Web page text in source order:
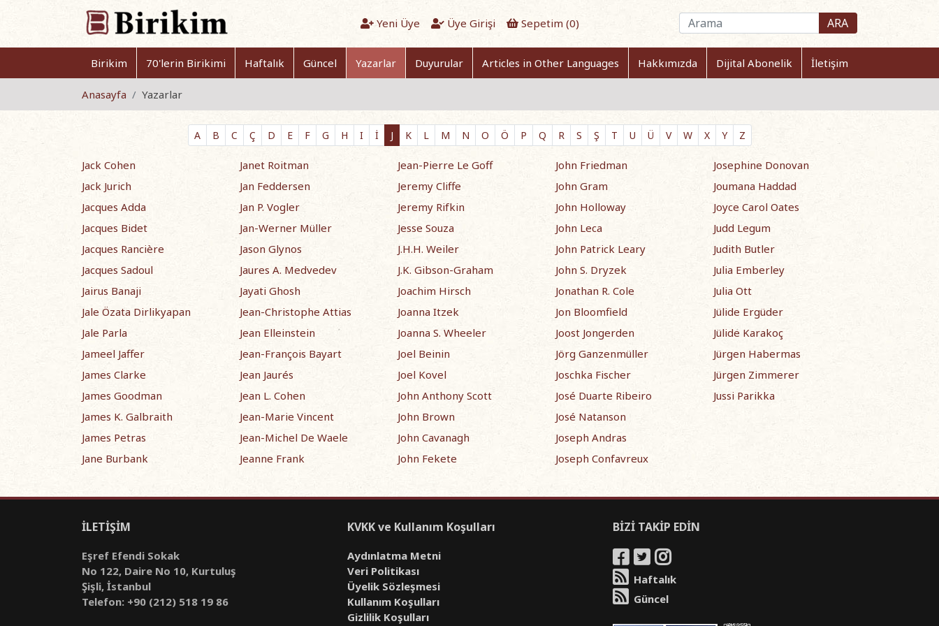
Yeni Üye Üye Girişi Sepetim (0) ARA
Birikim 70'lerin Birikimi Haftalık Güncel Yazarlar Duyurular Articles in Other Languages Hakkımızda Dijital Abonelik İletişim
Anasayfa Yazarlar
A B C Ç D E F G H I İ J K L M N O Ö P Q R S Ş T U Ü V W X Y Z
Jack Cohen
Jack Jurich
Jacques Adda
Jacques Bidet
Jacques Rancière
Jacques Sadoul
Jairus Banaji
Jale Özata Dirlikyapan
Jale Parla
Jameel Jaffer
James Clarke
James Goodman
James K. Galbraith
James Petras
Jane Burbank
Janet Roitman
Jan Feddersen
Jan P. Vogler
Jan-Werner Müller
Jason Glynos
Jaures A. Medvedev
Jayati Ghosh
Jean-Christophe Attias
Jean Elleinstein
Jean-François Bayart
Jean Jaurés
Jean L. Cohen
Jean-Marie Vincent
Jean-Michel De Waele
Jeanne Frank
Jean-Pierre Le Goff
Jeremy Cliffe
Jeremy Rifkin
Jesse Souza
J.H.H. Weiler
J.K. Gibson-Graham
Joachim Hirsch
Joanna Itzek
Joanna S. Wheeler
Joel Beinin
Joel Kovel
John Anthony Scott
John Brown
John Cavanagh
John Fekete
John Friedman
John Gram
John Holloway
John Leca
John Patrick Leary
John S. Dryzek
Jonathan R. Cole
Jon Bloomfield
Joost Jongerden
Jörg Ganzenmüller
Joschka Fischer
José Duarte Ribeiro
José Natanson
Joseph Andras
Joseph Confavreux
Josephine Donovan
Joumana Haddad
Joyce Carol Oates
Judd Legum
Judith Butler
Julia Emberley
Julia Ott
Jülide Ergüder
Jülide Karakoç
Jürgen Habermas
Jürgen Zimmerer
Jussi Parikka
İLETİŞİM
Eşref Efendi Sokak
No 122, Daire No 10, Kurtuluş
Şişli, İstanbul
Telefon: +90 (212) 518 19 86
KVKK ve Kullanım Koşulları
Aydınlatma Metni
Veri Politikası
Üyelik Sözleşmesi
Kullanım Koşulları
Gizlilik Koşulları
BİZİ TAKİP EDİN
Haftalık
Güncel